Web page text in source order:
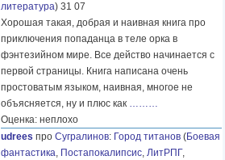
литература) 31 07
Хорошая такая, добрая и наивная книга про
приключения попаданца в теле орка в
фэнтезийном мире. Все действо начинается с
первой страницы. Книга написана очень
простоватым языком, наивная, многое не
объясняется, ну и плюс как ………
Оценка: неплохо
udrees про Сугралинов: Город титанов (Боевая
фантастика, Постапокалипсис, ЛитРПГ,